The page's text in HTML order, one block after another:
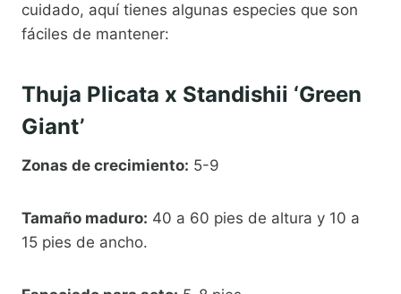
cuidado, aquí tienes algunas especies que son
fáciles de mantener:
Thuja Plicata x Standishii ‘Green
Giant’
Zonas de crecimiento: 5-9
Tamaño maduro: 40 a 60 pies de altura y 10 a
15 pies de ancho.